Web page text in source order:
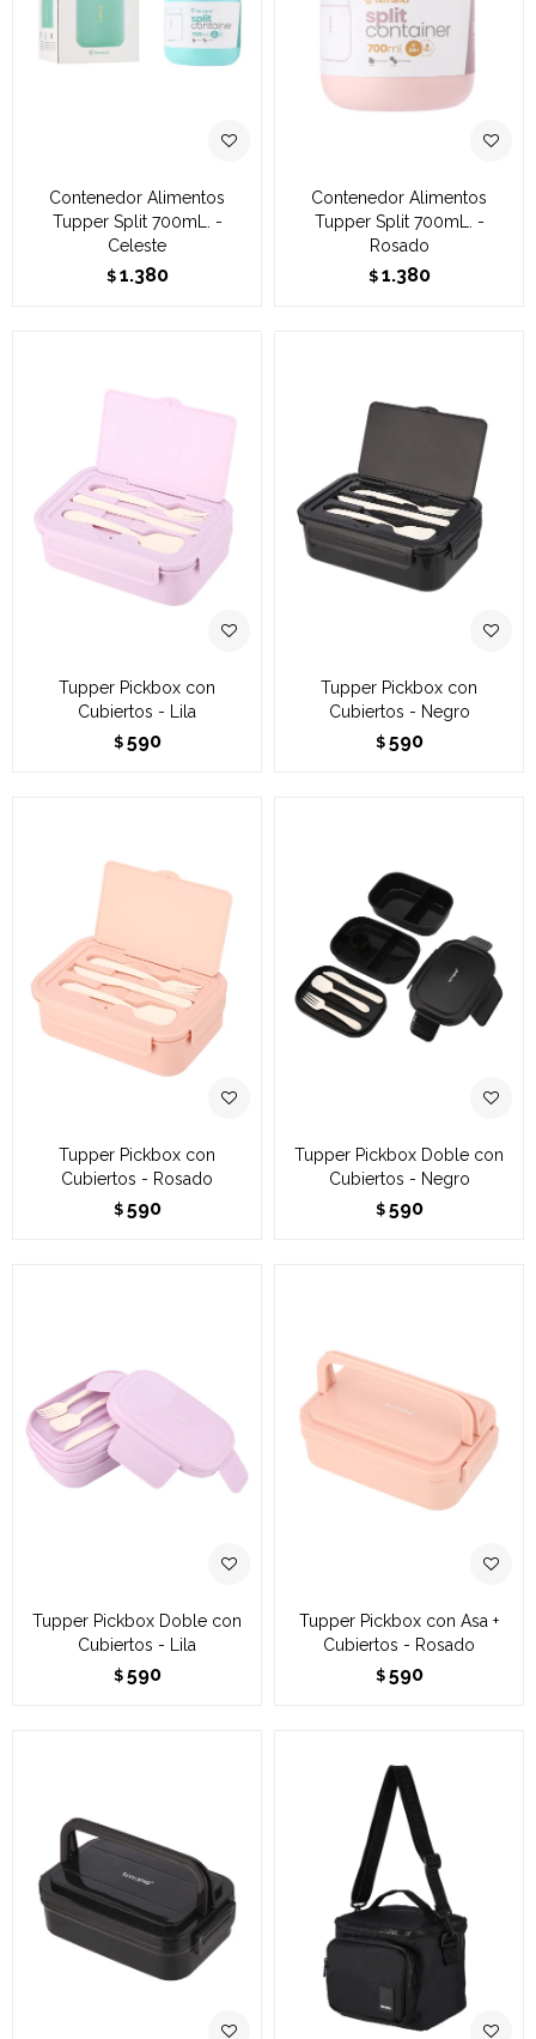
Contenedor Alimentos
Tupper Split 700mL. -
Celeste
$ 1.380
Contenedor Alimentos
Tupper Split 700mL. -
Rosado
$ 1.380
Tupper Pickbox con
Cubiertos - Lila
$ 590
Tupper Pickbox con
Cubiertos - Negro
$ 590
Tupper Pickbox con
Cubiertos - Rosado
$ 590
Tupper Pickbox Doble con
Cubiertos - Negro
$ 590
Tupper Pickbox Doble con
Cubiertos - Lila
$ 590
Tupper Pickbox con Asa +
Cubiertos - Rosado
$ 590